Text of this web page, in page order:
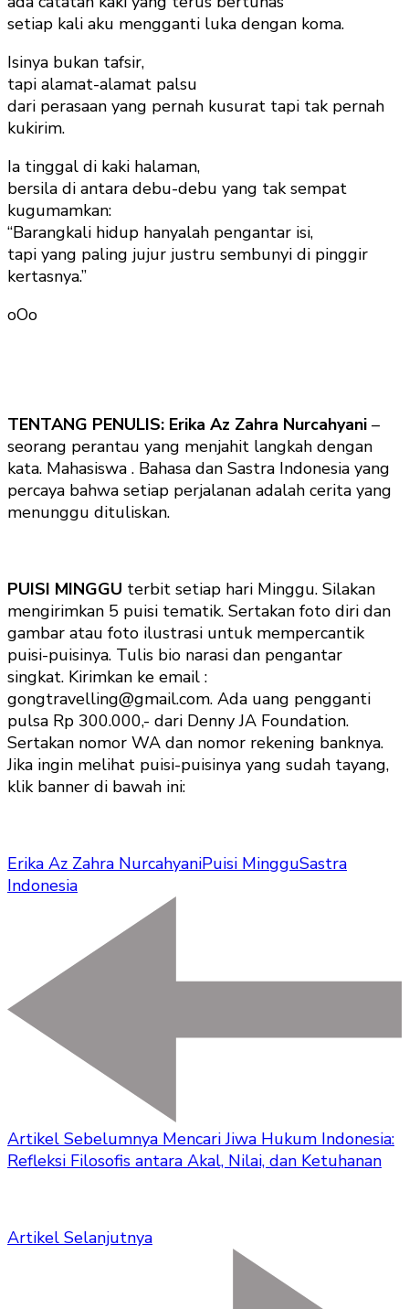
setiap kali aku mengganti luka dengan koma.
Isinya bukan tafsir,
tapi alamat-alamat palsu
dari perasaan yang pernah kusurat tapi tak pernah
kukirim.
Ia tinggal di kaki halaman,
bersila di antara debu-debu yang tak sempat
kugumamkan:
“Barangkali hidup hanyalah pengantar isi,
tapi yang paling jujur justru sembunyi di pinggir
kertasnya.”
oOo
TENTANG PENULIS: Erika Az Zahra Nurcahyani –
seorang perantau yang menjahit langkah dengan
kata. Mahasiswa . Bahasa dan Sastra Indonesia yang
percaya bahwa setiap perjalanan adalah cerita yang
menunggu dituliskan.
PUISI MINGGU terbit setiap hari Minggu. Silakan
mengirimkan 5 puisi tematik. Sertakan foto diri dan
gambar atau foto ilustrasi untuk mempercantik
puisi-puisinya. Tulis bio narasi dan pengantar
singkat. Kirimkan ke email :
gongtravelling@gmail.com. Ada uang pengganti
pulsa Rp 300.000,- dari Denny JA Foundation.
Sertakan nomor WA dan nomor rekening banknya.
Jika ingin melihat puisi-puisinya yang sudah tayang,
klik banner di bawah ini:
Erika Az Zahra NurcahyaniPuisi MingguSastra
Indonesia
Artikel Sebelumnya Mencari Jiwa Hukum Indonesia:
Refleksi Filosofis antara Akal, Nilai, dan Ketuhanan
Artikel Selanjutnya